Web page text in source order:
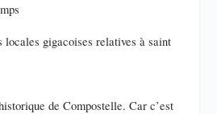
locales gigacoises relatives à saint
de Compostelle. Car c’est